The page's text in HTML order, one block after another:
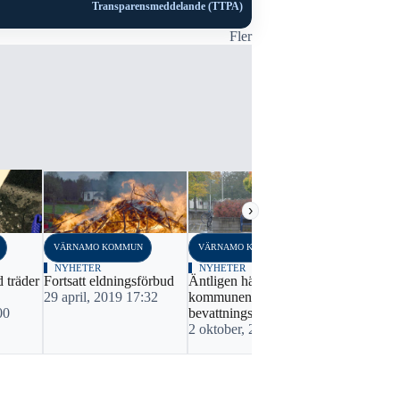
Transparensmeddelande (TTPA)
Fler
›
träder
VÄRNAMO KOMMUN
NYHETER
Fortsatt eldningsförbud
29 april, 2019 17:32
VÄRNAMO KOMMUN
NYHETER
Äntligen häver
kommunen
bevattningsförbudet
2 oktober, 2018 20:11